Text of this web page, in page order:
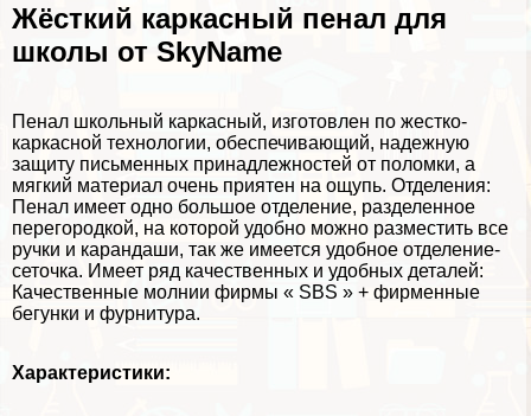
Жёсткий каркасный пенал для
школы от SkyName
Пенал школьный каркасный, изготовлен по жестко-
каркасной технологии, обеспечивающий, надежную
защиту письменных принадлежностей от поломки, а
мягкий материал очень приятен на ощупь. Отделения:
Пенал имеет одно большое отделение, разделенное
перегородкой, на которой удобно можно разместить все
ручки и карандаши, так же имеется удобное отделение-
сеточка. Имеет ряд качественных и удобных деталей:
Качественные молнии фирмы « SBS » + фирменные
бегунки и фурнитура.
Хаpaктеристики: